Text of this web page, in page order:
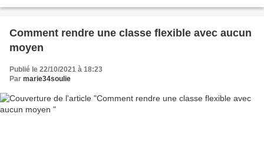
Comment rendre une classe flexible avec aucun
moyen
Publié le 22/10/2021 à 18:23
Par marie34soulie